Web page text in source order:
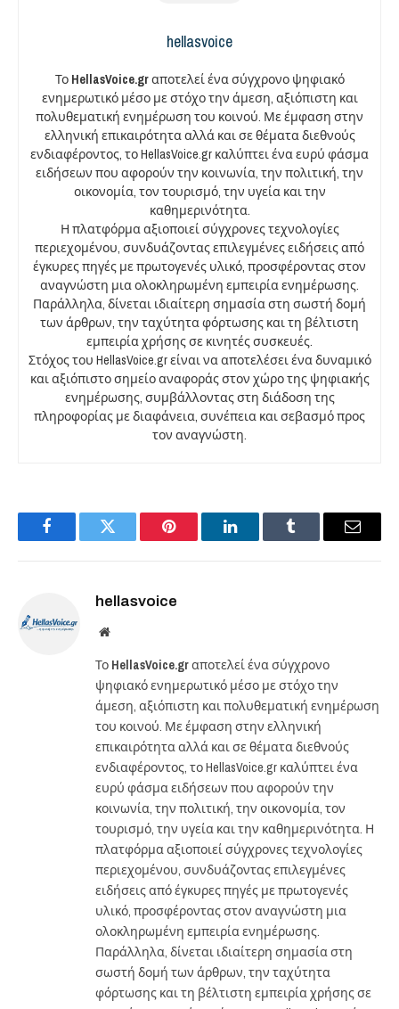
hellasvoice
Το HellasVoice.grαποτελεί ένα σύγχρονο ψηφιακό
ενημερωτικό μέσο με στόχο την άμεση, αξιόπιστη και
πολυθεματική ενημέρωση του κοινού. Με έμφαση στην
ελληνική επικαιρότητα αλλά και σε θέματα διεθνούς
ενδιαφέροντος, το HellasVoice.gr καλύπτει ένα ευρύ φάσμα
ειδήσεων που αφορούν την κοινωνία, την πολιτική, την
οικονομία, τον τουρισμό, την υγεία και την
καθημερινότητα.
Η πλατφόρμα αξιοποιεί σύγχρονες τεχνολογίες
περιεχομένου, συνδυάζοντας επιλεγμένες ειδήσεις από
έγκυρες πηγές με πρωτογενές υλικό, προσφέροντας στον
αναγνώστη μια ολοκληρωμένη εμπειρία ενημέρωσης.
Παράλληλα, δίνεται ιδιαίτερη σημασία στη σωστή δομή
των άρθρων, την ταχύτητα φόρτωσης και τη βέλτιστη
εμπειρία χρήσης σε κινητές συσκευές.
Στόχος του HellasVoice.gr είναι να αποτελέσει ένα δυναμικό
και αξιόπιστο σημείο αναφοράς στον χώρο της ψηφιακής
ενημέρωσης, συμβάλλοντας στη διάδοση της
πληροφορίας με διαφάνεια, συνέπεια και σεβασμό προς
τον αναγνώστη.
FacebookTwitter Pinterest LinkedInTumblr Email
hellasvoice
Website
Το HellasVoice.grαποτελεί ένα σύγχρονο
ψηφιακό ενημερωτικό μέσο με στόχο την
άμεση, αξιόπιστη και πολυθεματική ενημέρωση
του κοινού. Με έμφαση στην ελληνική
επικαιρότητα αλλά και σε θέματα διεθνούς
ενδιαφέροντος, το HellasVoice.gr καλύπτει ένα
ευρύ φάσμα ειδήσεων που αφορούν την
κοινωνία, την πολιτική, την οικονομία, τον
τουρισμό, την υγεία και την καθημερινότητα. Η
πλατφόρμα αξιοποιεί σύγχρονες τεχνολογίες
περιεχομένου, συνδυάζοντας επιλεγμένες
ειδήσεις από έγκυρες πηγές με πρωτογενές
υλικό, προσφέροντας στον αναγνώστη μια
ολοκληρωμένη εμπειρία ενημέρωσης.
Παράλληλα, δίνεται ιδιαίτερη σημασία στη
σωστή δομή των άρθρων, την ταχύτητα
φόρτωσης και τη βέλτιστη εμπειρία χρήσης σε